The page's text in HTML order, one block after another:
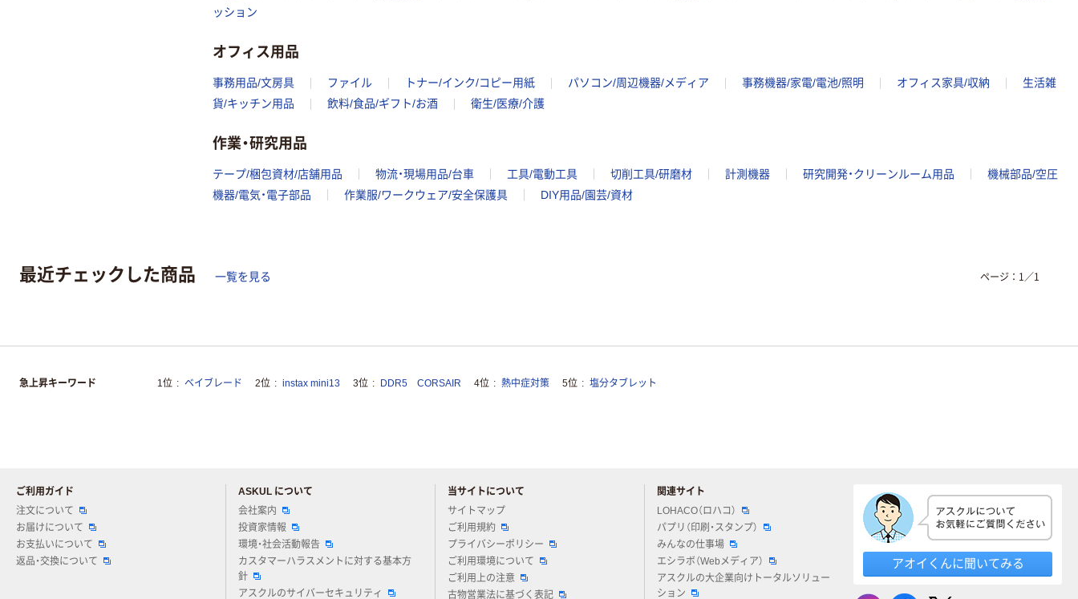
ッション
オフィス用品
事務用品/文房具 ファイル トナー/インク/コピー用紙 パソコン/周辺機器/メディア 事務機器/家電/電池/照明 オフィス家具/収納
生活雑
貨/キッチン用品
飲料/食品/ギフト/お酒 衛生/医療/介護
作業・研究用品
テープ/梱包資材/店舗用品 物流・現場用品/台車 工具/電動工具 切削工具/研磨材 計測機器 研究開発・クリーンルーム用品
機械部品/空圧
機器/電気・電子部品
作業服/ワークウェア/安全保護具 DIY用品/園芸/資材
最近チェックした商品 一覧を見る ページ： 1 ／1
急上昇キーワード 1位 ベイブレード 2位 instax mini13 3位 DDR5 CORSAIR 4位 熱中症対策 5位 塩分タブレット
ご利用ガイド
注文について
お届けについて
お支払いについて
返品・交換について
ASKUL について
会社案内
投資家情報
環境・社会活動報告
カスタマーハラスメントに対する基本方
針
アスクルのサイバーセキュリティ
当サイトについて
サイトマップ
ご利用規約
プライバシーポリシー
ご利用環境について
ご利用上の注意
古物営業法に基づく表記
関連サイト
LOHACO（ロハコ）
パプリ（印刷・スタンプ）
みんなの仕事場
エシラボ（Webメディア）
アスクルの大企業向けトータルソリュー
ション
アオイくんに聞いてみる